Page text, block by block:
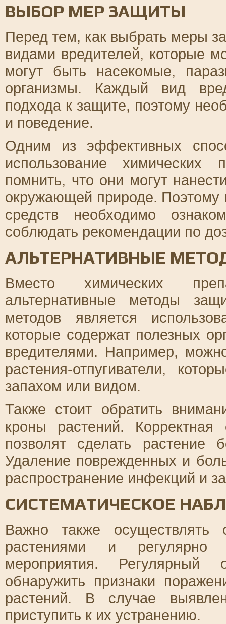
ВЫБОР МЕР ЗАЩИТЫ
Перед тем, как выбрать меры
видами вредителей, которые
могут быть насекомые,
организмы. Каждый вид
подхода к защите, поэтому
и поведение.
Одним из эффективных
использование химических
помнить, что они могут
окружающей природе. Поэтому
средств необходимо
соблюдать рекомендации по
АЛЬТЕРНАТИВНЫЕ
Вместо химических
альтернативные методы
методов является
которые содержат полезных
вредителями. Например,
растения-отпугиватели,
запахом или видом.
Также стоит обратить
кроны растений.
позволят сделать растение
Удаление поврежденных и
распространение инфекций и
СИСТЕМАТИЧЕСКОЕ
Важно также осуществлять
растениями и регулярно
мероприятия. Регулярный
обнаружить признаки
растений. В случае
приступить к их устранению.